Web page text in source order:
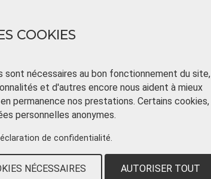
VIDÉO CONTACT
COOKIES
nécessaires au bon fonctionnement du site,
et d'autres encore nous aident à mieux
permanence nos prestations. Certains cookies,
personnelles anonymes.
de confidentialité.
NÉCESSAIRES AUTORISER TOUT